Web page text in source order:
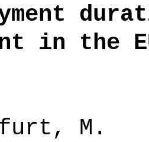
in the
M.